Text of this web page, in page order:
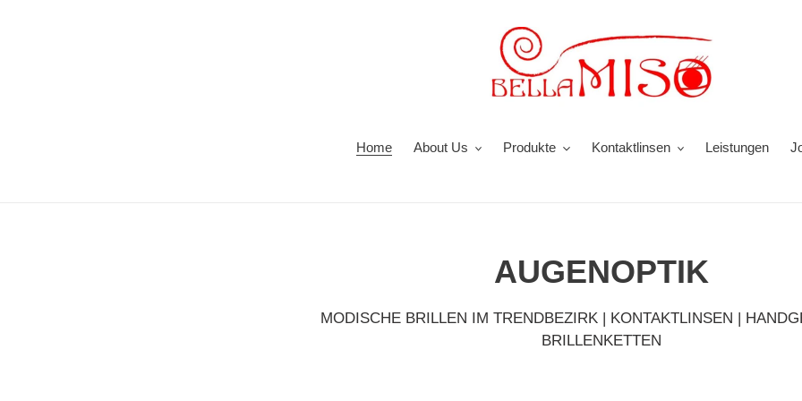
Home About Us Produkte Kontaktlinsen Leistungen
AUGENOPTIK
MODISCHE BRILLEN IM TRENDBEZIRK | KONTAKTLINSEN |
BRILLENKETTEN